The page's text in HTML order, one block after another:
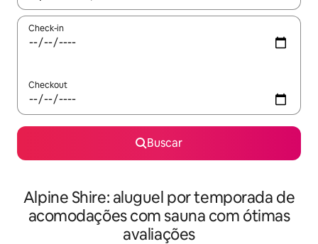
Check-in
Checkout
Buscar
Alpine Shire: aluguel por temporada de
acomodações com sauna com ótimas
avaliações